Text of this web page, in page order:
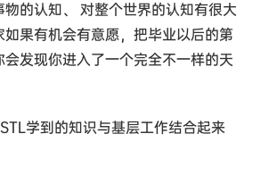
的认知、 对整个世界的认知有很大
果有机会有意愿，把毕业以后的第
发现你进入了一个完全不一样的天
学到的知识与基层工作结合起来